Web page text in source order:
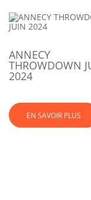
ANNECY
THROWDOWN
2024
EN SAVOIR PLUS